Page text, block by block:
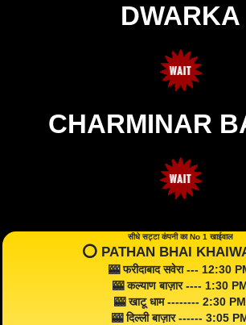
DWARKA
CHARMINAR
सीधे सट्टा कंपनी का No 1 खाईवाल
⭕️ PATHAN BHAI
🎰 फरीदाबाद सवेरा --- 12:30
🎰 कल्याण बाज़ार ---- 1:30
🎰 खाटू धाम -------- 2:30 PM
🎰 दिल्ली बाज़ार ------ 3:05